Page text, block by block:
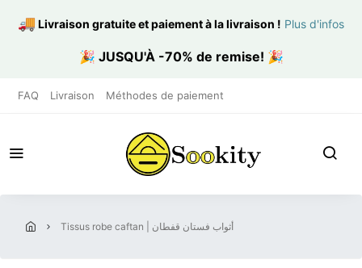
🚚 Livraison gratuite et paiement à la livraison ! Plus d'infos
🎉 JUSQU'À -70% de remise! 🎉
FAQ Livraison Méthodes de paiement
tissus robe caftan | أثواب فستان قفطان